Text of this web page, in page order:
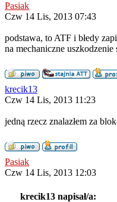
Pasiak
Czw 14 Lis, 2013 07:43
podstawa, to ATF i błedy
na mechaniczne uszkodzenie
krecik13
Czw 14 Lis, 2013 11:23
jedną rzecz znalazłem za
Pasiak
Czw 14 Lis, 2013 12:03
krecik13 napisał/a: